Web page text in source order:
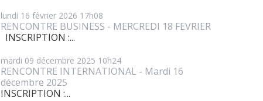
lundi 16 février 2026 17h08
RENCONTRE BUSINESS - MERCREDI 18 FEVRIER
INSCRIPTION :...
mardi 09 décembre 2025 10h24
RENCONTRE INTERNATIONAL - Mardi 16
décembre 2025
INSCRIPTION :...